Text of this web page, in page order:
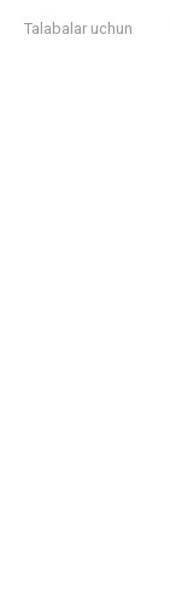
Talabalar uchun